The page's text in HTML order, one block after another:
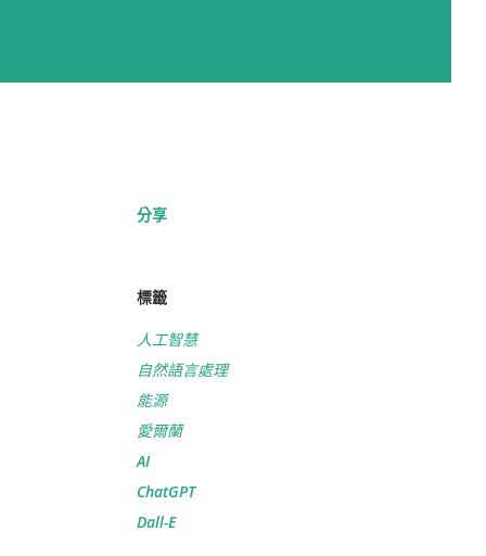
分享
標籤
人工智慧
自然語言處理
能源
愛爾蘭
AI
ChatGPT
Dall-E